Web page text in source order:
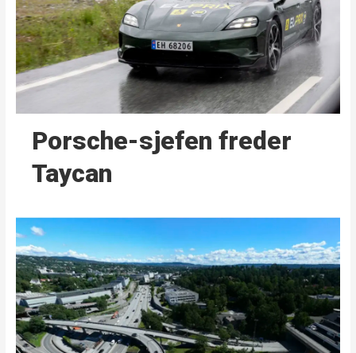
Porsche-sjefen freder
Taycan